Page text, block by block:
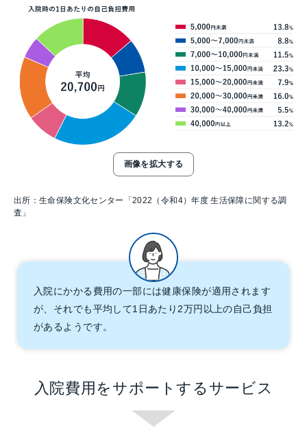
画像を拡大する
出所：生命保険文化センター「2022（令和4）年度 生活保障に関する調
査」
入院にかかる費用の一部には健康保険が適用されます
が、それでも平均して1日あたり2万円以上の自己負担
があるようです。
入院費用をサポートするサービス